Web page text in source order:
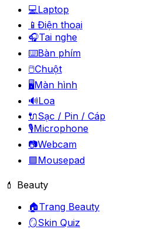
💻Laptop
📱 Điện thoại
🎧Tai nghe
⌨️Bàn phím
🖱️Chuột
🖥️Màn hình
🔊Loa
🔌Sạc / Pin / Cáp
🎙️Microphone
📷Webcam
🟪Mousepad
💄 Beauty
🏠Trang Beauty
🪞Skin Quiz